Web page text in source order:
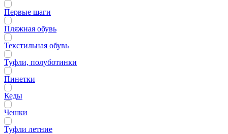
Первые шаги
Пляжная обувь
Текстильная обувь
Туфли, полуботинки
Пинетки
Кеды
Чешки
Туфли летние